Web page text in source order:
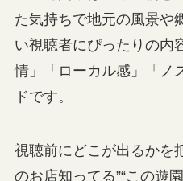
た気持ちで地元の風景や
い視聴者にぴったりの内
情」「ローカル感」「ノ
ドです。
視聴前にどこが出るかを
のお店知ってる”“この遊